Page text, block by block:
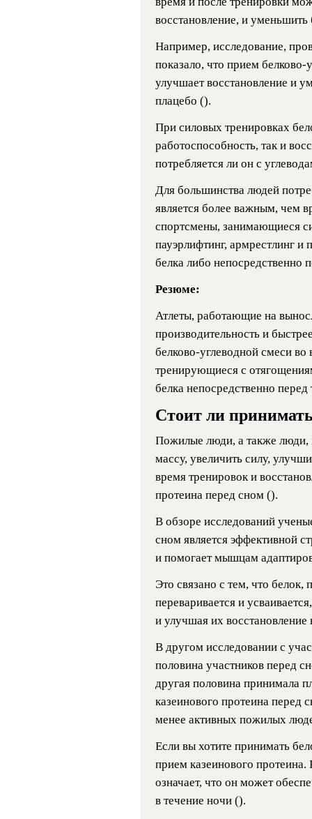
восстановление, и уменьшить
Например, исследование,
показало, что прием белково-
улучшает восстановление и
плацебо ().
При силовых тренировках
работоспособность, так и
потребляется ли он с
Для большинства людей
является более важным, чем
спортсмены, занимающиеся
пауэрлифтинг, армрестлинг и
белка либо непосредственно
Резюме:
Атлеты, работающие на
производительность и
белково-углеводной смеси
тренирующиеся с
белка непосредственно
Стоит ли
Пожилые люди, а также люди,
массу, увеличить силу,
время тренировок и
протеина перед сном ().
В обзоре исследований
сном является эффективной
и помогает мышцам
Это связано с тем, что
переваривается и
и улучшая их восстановление
В другом исследовании с
половина участников перед
другая половина принимала
казеинового протеина перед
менее активных пожилых
Если вы хотите принимать
прием казеинового протеина.
означает, что он может
в течение ночи ().